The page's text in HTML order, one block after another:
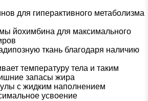
для гиперактивного метаболизма
йохимбина для максимального
ткань благодаря наличию
температуру тела и таким
запасы жира
с жидким наполнением
усвоение